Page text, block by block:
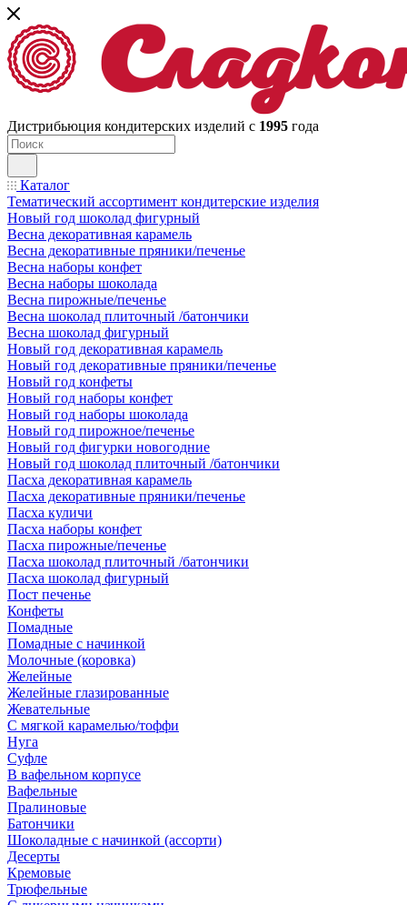
Дистрибьюция кондитерских изделий с 1995 года
Каталог
Тематический ассортимент кондитерские изделия
Новый год шоколад фигурный
Весна декоративная карамель
Весна декоративные пряники/печенье
Весна наборы конфет
Весна наборы шоколада
Весна пирожные/печенье
Весна шоколад плиточный /батончики
Весна шоколад фигурный
Новый год декоративная карамель
Новый год декоративные пряники/печенье
Новый год конфеты
Новый год наборы конфет
Новый год наборы шоколада
Новый год пирожное/печенье
Новый год фигурки новогодние
Новый год шоколад плиточный /батончики
Пасха декоративная карамель
Пасха декоративные пряники/печенье
Пасха куличи
Пасха наборы конфет
Пасха пирожные/печенье
Пасха шоколад плиточный /батончики
Пасха шоколад фигурный
Пост печенье
Конфеты
Помадные
Помадные с начинкой
Молочные (коровка)
Желейные
Желейные глазированные
Жевательные
С мягкой карамелью/тоффи
Нуга
Суфле
В вафельном корпусе
Вафельные
Пралиновые
Батончики
Шоколадные с начинкой (ассорти)
Десерты
Кремовые
Трюфельные